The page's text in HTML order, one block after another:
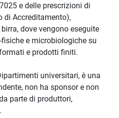
e delle prescrizioni di
di Accreditamento),
dove vengono eseguite
e microbiologiche su
e prodotti finiti.
universitari, è una
non ha sponsor e non
parte di produttori,